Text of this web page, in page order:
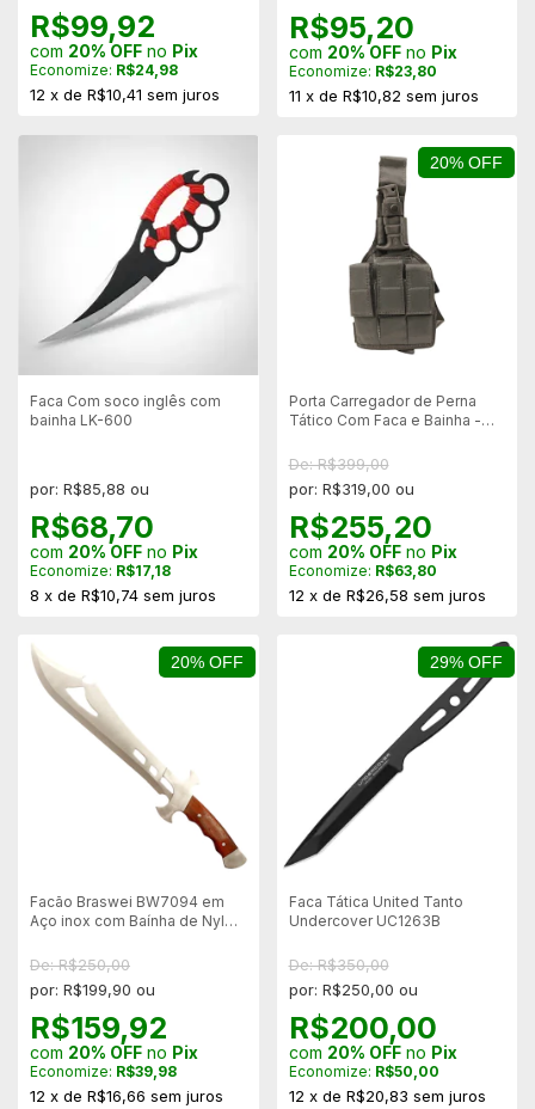
R$99,92
com 20% OFF no Pix
Economize: R$24,98
12 x de R$10,41 sem juros
R$95,20
com 20% OFFno Pix
Economize: R$23,80
11 x de R$10,82 sem juros
Faca Com soco inglês com
bainha LK-600
por: R$85,88 ou
R$68,70
com 20% OFF no Pix
Economize: R$17,18
8 x de R$10,74 sem juros
20% OFF
Porta Carregador de Perna
Tático Com Faca e Bainha -
De: R$399,00
por: R$319,00 ou
R$255,20
com 20% OFFno Pix
Economize: R$63,80
12 x de R$26,58 sem juros
20% OFF
Facão Braswei BW7094 em
Aço inox com Baínha de Nylon
De: R$250,00
por: R$199,90 ou
R$159,92
com 20% OFF no Pix
Economize: R$39,98
12 x de R$16,66 sem juros
29% OFF
Faca Tática United Tanto
Undercover UC1263B
De: R$350,00
por: R$250,00 ou
R$200,00
com 20% OFFno Pix
Economize: R$50,00
12 x de R$20,83 sem juros